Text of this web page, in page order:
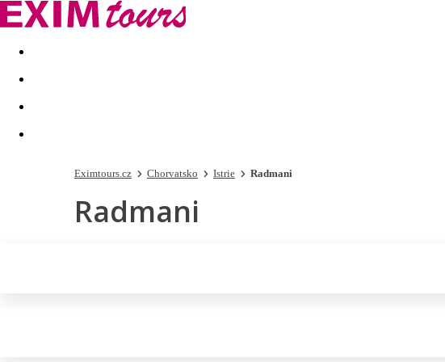
Akční nabídky Last minute
Eximtours.cz Chorvatsko Istrie Radmani
Radmani